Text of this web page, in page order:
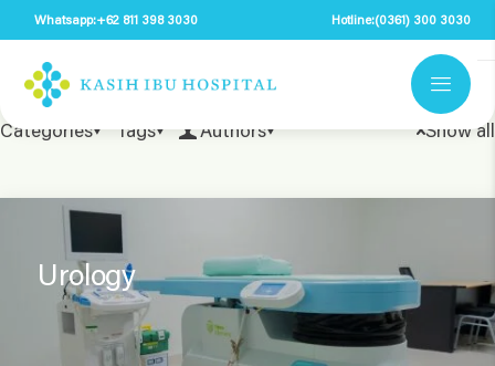
Whatsapp:+62 811 398 3030 Hotline:(0361) 300 3030
Categories Tags Authors Show all
Urology